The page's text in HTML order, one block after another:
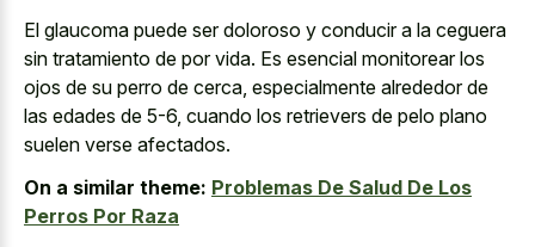
El glaucoma puede ser doloroso y conducir a la ceguera
sin tratamiento de por vida. Es esencial monitorear los
ojos de su perro de cerca, especialmente alrededor de
las edades de 5-6, cuando los retrievers de pelo plano
suelen verse afectados.
On a similar theme: Problemas De Salud De Los
Perros Por Raza